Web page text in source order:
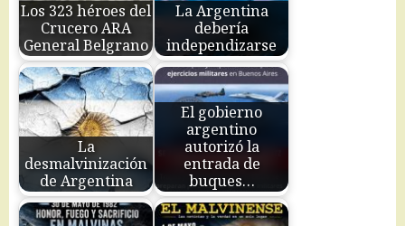
Los 323 héroes del
Crucero ARA
General Belgrano
La Argentina
debería
independizarse
La
desmalvinización
de Argentina
El gobierno
argentino
autorizó la
entrada de
buques…